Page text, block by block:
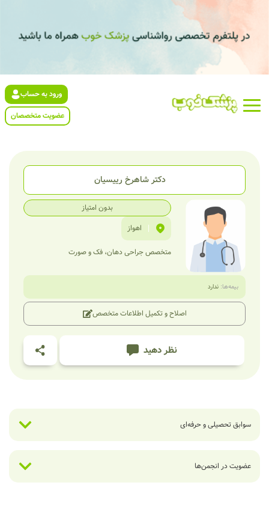
ورود به حساب
عضویت متخصصان
دکتر شاهرخ رییسیان
بدون امتیاز
|
اهواز
متخصص جراحی دهان، فک و صورت
بیمه‌ها: ندارد
اصلاح و تکمیل اطلاعات متخصص
نظر دهید
سوابق تحصیلی و حرفه‌ای
عضویت در انجمن‌ها